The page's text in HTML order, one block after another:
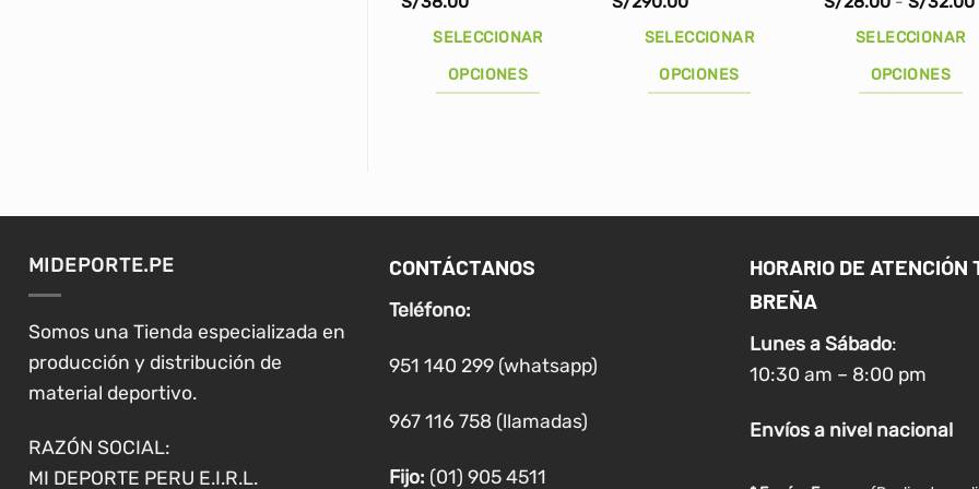
SELECCIONAR
OPCIONES
variantes.
opciones
se
en
página
SELECCIONAR
OPCIONES
variantes.
SELECCIONAR
OPCIONES
variantes.
opciones
elegir
en
página
MIDEPORTE.PE
Somos una Tienda especializada en
producción y distribución de
material deportivo.
RAZÓN SOCIAL:
MI DEPORTE PERU E.I.R.L.
CONTÁCTANOS
Teléfono:
951 140 299 (whatsapp)
967 116 758 (llamadas)
Fijo: (01) 905 4511
HORARIO DE ATENCIÓN
BREÑA
Lunes a Sábado:
10:30 am – 8:00 pm
Envíosa nivel nacional